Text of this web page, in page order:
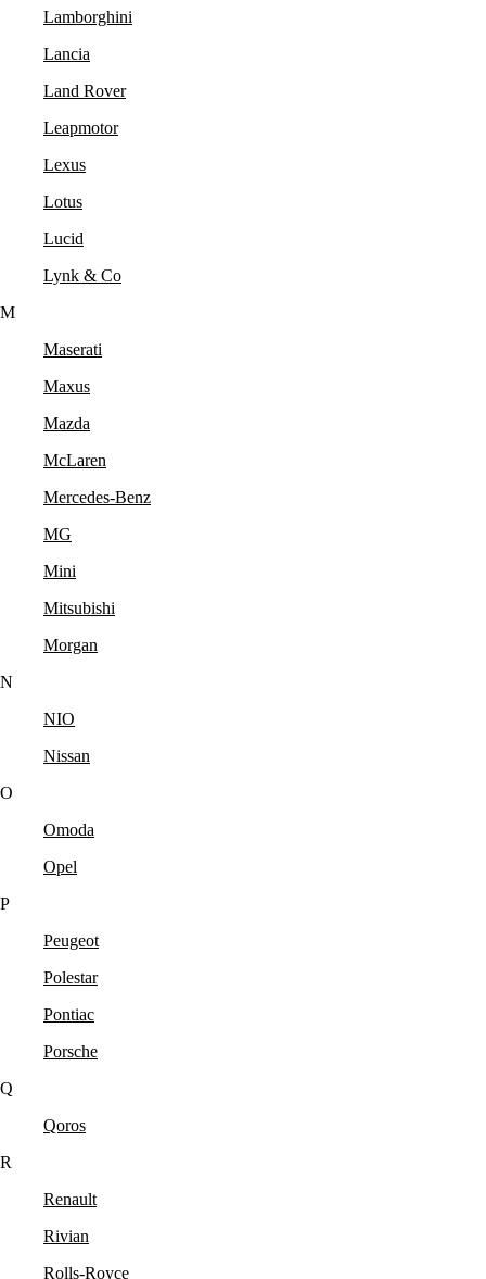
Lamborghini
Lancia
Land Rover
Leapmotor
Lexus
Lotus
Lucid
Lynk & Co
M
Maserati
Maxus
Mazda
McLaren
Mercedes-Benz
MG
Mini
Mitsubishi
Morgan
N
NIO
Nissan
O
Omoda
Opel
P
Peugeot
Polestar
Pontiac
Porsche
Q
Qoros
R
Renault
Rivian
Rolls-Royce